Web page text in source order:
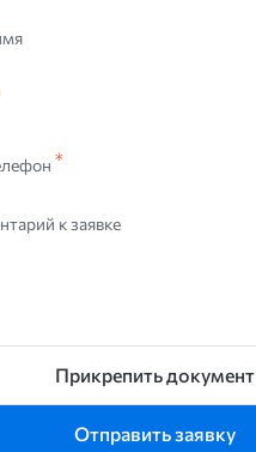
к заявке
Прикрепить документ
Отправить заявку